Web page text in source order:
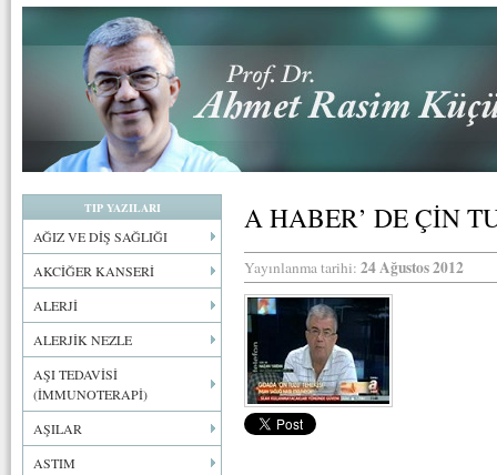
TIP YAZILARI
AĞIZ VE DİŞ SAĞLIĞI
AKCİĞER KANSERİ
ALERJİ
ALERJİK NEZLE
AŞI TEDAVİSİ
(İMMUNOTERAPİ)
AŞILAR
ASTIM
A HABER’ DE ÇİN
Yayınlanma tarihi: 24 Ağustos 2012